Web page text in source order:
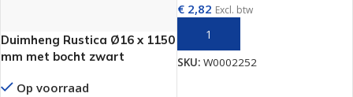
Duimheng Rustica Ø16 x 1150
mm met bocht zwart
Op voorraad
€2,82 Excl. btw
SKU: W0002252